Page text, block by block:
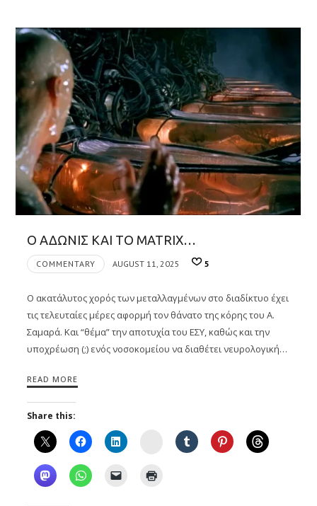
Ο ΑΔΩΝΙΣ ΚΑΙ ΤΟ MATRIX…
COMMENTARY AUGUST 11, 2025 5
Ο ακατάλυτος χορός των μεταλλαγμένων στο διαδίκτυο έχει
τις τελευταίες μέρες αφορμή τον θάνατο της κόρης του Α.
Σαμαρά. Και “θέμα” την αποτυχία του ΕΣΥ, καθώς και την
υποχρέωση (;) ενός νοσοκομείου να διαθέτει νευρολογική…
READ MORE
Share this:
Instagram